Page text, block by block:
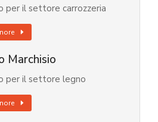
per il settore carrozzeria
Marchisio
per il settore legno